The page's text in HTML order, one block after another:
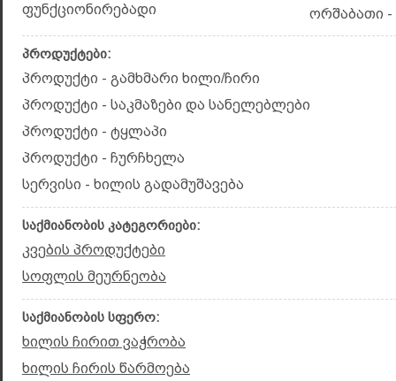
ფუნქციონირებადი ორშაბათი -
პროდუქტები:
პროდუქტი - გამხმარი ხილი/ჩირი
პროდუქტი - საკმაზები და სანელებლები
პროდუქტი - ტყლაპი
პროდუქტი - ჩურჩხელა
სერვისი - ხილის გადამუშავება
საქმიანობის კატეგორიები:
კვების პროდუქტები
სოფლის მეურნეობა
საქმიანობის სფერო:
ხილის ჩირით ვაჭრობა
ხილის ჩირის წარმოება